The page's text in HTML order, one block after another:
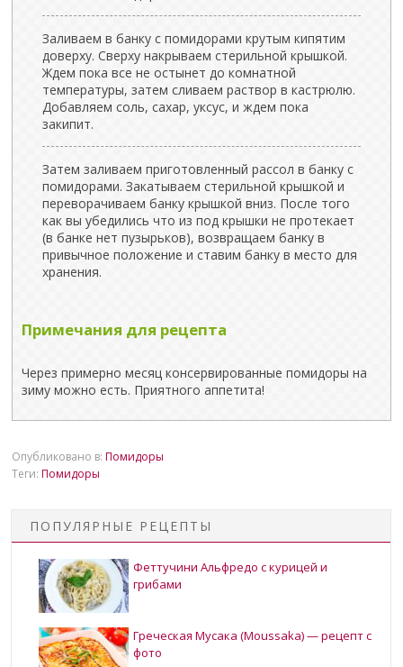
Заливаем в банку с помидорами крутым кипятим
доверху. Сверху накрываем стерильной крышкой.
Ждем пока все не остынет до комнатной
температуры, затем сливаем раствор в кастрюлю.
Добавляем соль, сахар, уксус, и ждем пока
закипит.
Затем заливаем приготовленный рассол в банку с
помидорами. Закатываем стерильной крышкой и
переворачиваем банку крышкой вниз. После того
как вы убедились что из под крышки не протекает
(в банке нет пузырьков), возвращаем банку в
привычное положение и ставим банку в место для
хранения.
Примечания для рецепта
Через примерно месяц консервированные помидоры на
зиму можно есть. Приятного аппетита!
Опубликовано в:Помидоры
Теги:Помидоры
ПОПУЛЯРНЫЕ РЕЦЕПТЫ
Феттучини Альфредо с курицей и
грибами
Греческая Мусака (Moussaka) — рецепт с
фото